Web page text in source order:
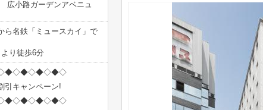
広小路ガーデンアベニュ
ら名鉄「ミュースカイ」で
り徒歩6分
引キャンペーン!